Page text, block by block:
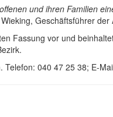
und ihren Familien
Geschäftsführer
Fassung vor und
Telefon: 040 47 25 38; E-